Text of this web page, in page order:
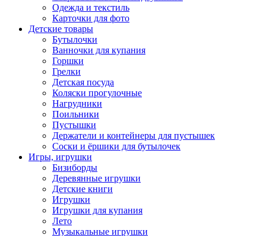
Одежда и текстиль
Карточки для фото
Детские товары
Бутылочки
Ванночки для купания
Горшки
Грелки
Детская посуда
Коляски прогулочные
Нагрудники
Поильники
Пустышки
Держатели и контейнеры для пустышек
Соски и ёршики для бутылочек
Игры, игрушки
Бизиборды
Деревянные игрушки
Детские книги
Игрушки
Игрушки для купания
Лето
Музыкальные игрушки